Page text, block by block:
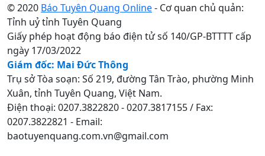
© 2020 Báo Tuyên Quang Online- Cơ quan chủ quản:
Tỉnh uỷ tỉnh Tuyên Quang
Giấy phép hoạt động báo điện tử số 140/GP-BTTTT cấp
ngày 17/03/2022
Giám đốc: Mai Đức Thông
Trụ sở Tòa soạn: Số 219, đường Tân Trào, phường Minh
Xuân, tỉnh Tuyên Quang, Việt Nam.
Điện thoại: 0207.3822820 - 0207.3817155 / Fax:
0207.3822821 - Email:
baotuyenquang.com.vn@gmail.com